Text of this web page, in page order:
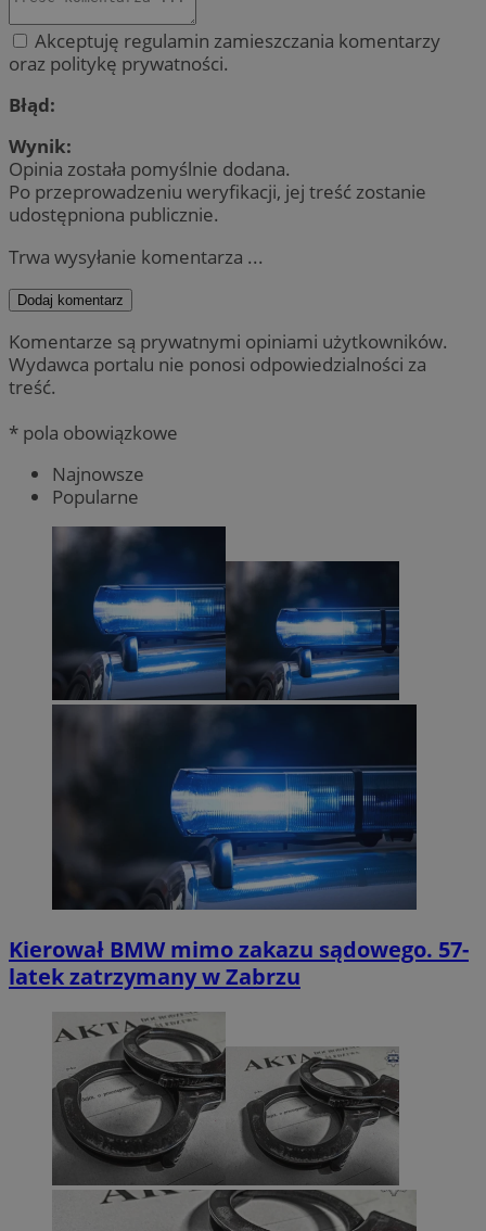
Akceptuję regulamin zamieszczania komentarzy
oraz politykę prywatności.
Błąd:
Wynik:
Opinia została pomyślnie dodana.
Po przeprowadzeniu weryfikacji, jej treść zostanie
udostępniona publicznie.
Trwa wysyłanie komentarza ...
Dodaj komentarz
Komentarze są prywatnymi opiniami użytkowników.
Wydawca portalu nie ponosi odpowiedzialności za
treść.
* pola obowiązkowe
Najnowsze
Popularne
Kierował BMW mimo zakazu sądowego. 57-
latek zatrzymany w Zabrzu